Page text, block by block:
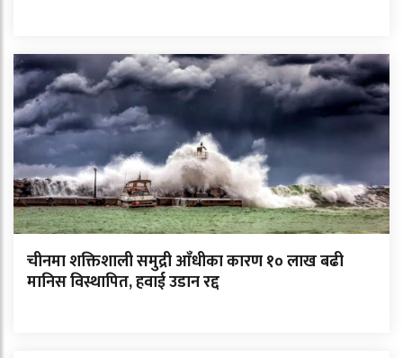
चीनमा शक्तिशाली समुद्री आँधीका कारण १० लाख बढी
मानिस विस्थापित, हवाई उडान रद्द